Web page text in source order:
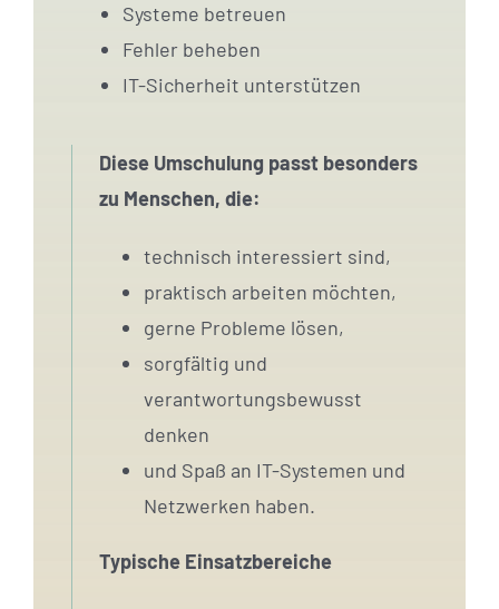
Systeme betreuen
Fehler beheben
IT-Sicherheit unterstützen
Diese Umschulung passt besonders
zu Menschen, die:
technisch interessiert sind,
praktisch arbeiten möchten,
gerne Probleme lösen,
sorgfältig und
verantwortungsbewusst
denken
und Spaß an IT-Systemen und
Netzwerken haben.
Typische Einsatzbereiche